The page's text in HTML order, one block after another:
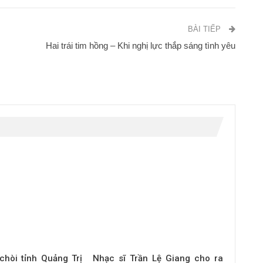
BÀI TIẾP
Hai trái tim hồng – Khi nghị lực thắp sáng tình yêu
tỉnh Quảng Trị Nhạc sĩ Trần Lệ Giang cho ra